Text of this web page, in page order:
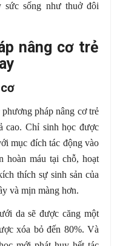
sức sống như thuở đôi
nâng cơ trẻ
pháp nâng cơ trẻ
cao. Chỉ sinh học được
mục đích tác động vào
hoàn máu tại chỗ, hoạt
thích sự sinh sản của
và mịn màng hơn.
da sẽ được căng một
xóa bỏ đến 80%. Và